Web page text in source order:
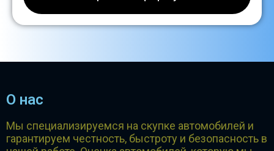
О нас
Мы специализируемся на скупке автомобилей и
гарантируем честность, быстроту и безопасность в